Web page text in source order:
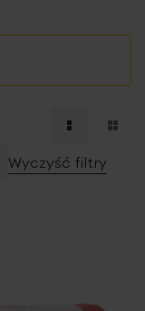
Wyczyść filtry